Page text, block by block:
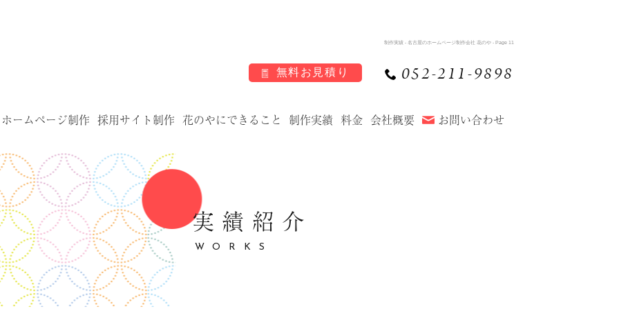
制作実績 - 名古屋のホームページ制作会社 花のや - Page 11
ホームページ制作 採用サイト制作 花のやにできること 制作実績 料金 会社概要 お問い合わせ
無料お見積り 052-211-9898
実績紹介
WORKS